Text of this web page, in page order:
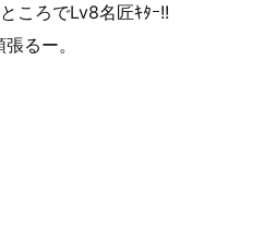
ころでLv8名匠ｷﾀｰ!!
るー。